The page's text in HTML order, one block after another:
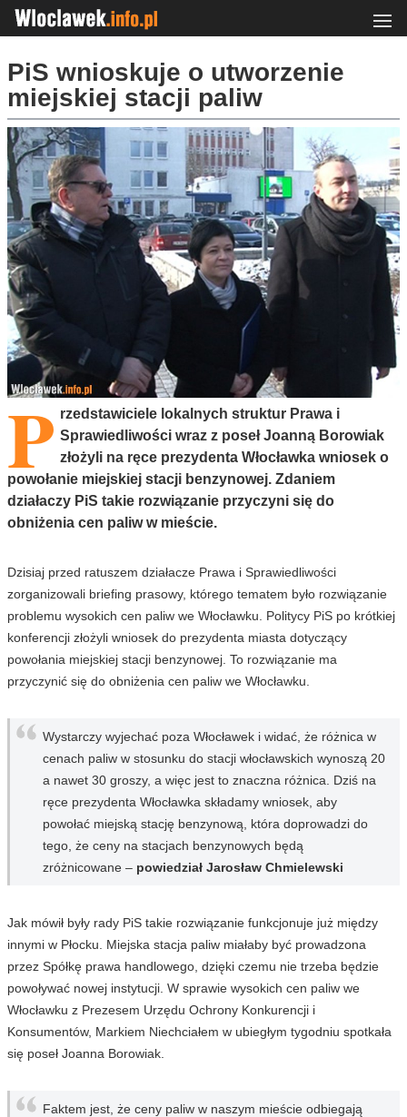
PiS wnioskuje o utworzenie
miejskiej stacji paliw
P rzedstawiciele lokalnych struktur Prawa i
Sprawiedliwości wraz z poseł Joanną Borowiak
złożyli na ręce prezydenta Włocławka wniosek o
powołanie miejskiej stacji benzynowej. Zdaniem
działaczy PiS takie rozwiązanie przyczyni się do
obniżenia cen paliw w mieście.
Dzisiaj przed ratuszem działacze Prawa i Sprawiedliwości
zorganizowali briefing prasowy, którego tematem było rozwiązanie
problemu wysokich cen paliw we Włocławku. Politycy PiS po krótkiej
konferencji złożyli wniosek do prezydenta miasta dotyczący
powołania miejskiej stacji benzynowej. To rozwiązanie ma
przyczynić się do obniżenia cen paliw we Włocławku.
Wystarczy wyjechać poza Włocławek i widać, że różnica w
cenach paliw w stosunku do stacji włocławskich wynoszą 20
a nawet 30 groszy, a więc jest to znaczna różnica. Dziś na
ręce prezydenta Włocławka składamy wniosek, aby
powołać miejską stację benzynową, która doprowadzi do
tego, że ceny na stacjach benzynowych będą
zróżnicowane – powiedział Jarosław Chmielewski
Jak mówił były rady PiS takie rozwiązanie funkcjonuje już między
innymi w Płocku. Miejska stacja paliw miałaby być prowadzona
przez Spółkę prawa handlowego, dzięki czemu nie trzeba będzie
powoływać nowej instytucji. W sprawie wysokich cen paliw we
Włocławku z Prezesem Urzędu Ochrony Konkurencji i
Konsumentów, Markiem Niechciałem w ubiegłym tygodniu spotkała
się poseł Joanna Borowiak.
Faktem jest, że ceny paliw w naszym mieście odbiegają